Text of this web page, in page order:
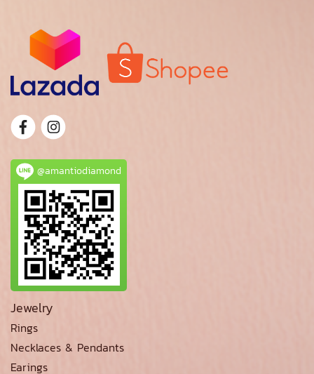
@amantiodiamond
Jewelry
Rings
Necklaces & Pendants
Earings